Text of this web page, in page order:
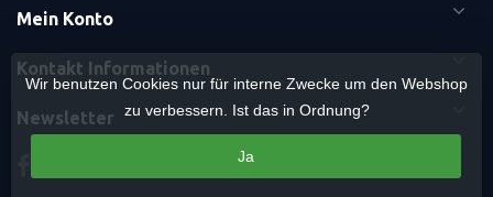
Mein Konto
Kontakt Informationen
Newsletter
Wir benutzen Cookies nur für interne Zwecke um den Webshop
zu verbessern. Ist das in Ordnung?
Ja